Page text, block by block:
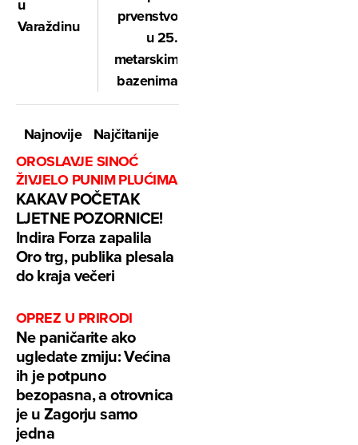
u
Varaždinu
prvenstvo
u 25.
metarskim
bazenima
Najnovije
Najčitanije
OROSLAVJE SINOĆ
ŽIVJELO PUNIM PLUĆIMA
KAKAV POČETAK
LJETNE POZORNICE!
Indira Forza zapalila
Oro trg, publika plesala
do kraja večeri
OPREZ U PRIRODI
Ne paničarite ako
ugledate zmiju: Većina
ih je potpuno
bezopasna, a otrovnica
je u Zagorju samo
jedna